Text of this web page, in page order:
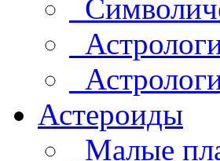
Астероиды
Малые